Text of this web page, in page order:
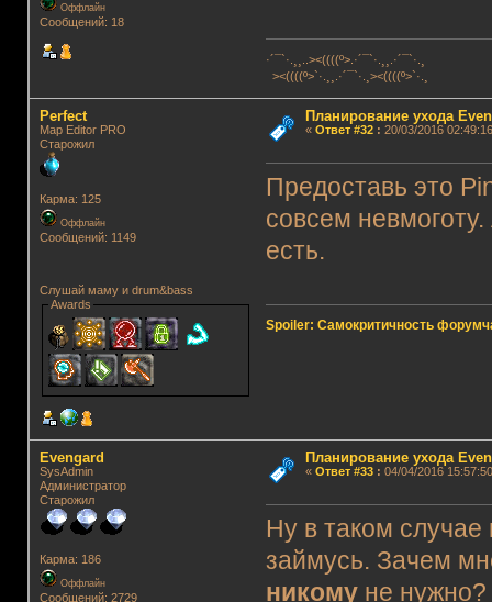
Оффлайн
Сообщений: 18
·´¯`·.¸¸..><((((º>.·´¯`·.¸¸.·´¯`·.¸
><((((º>`·.¸¸.·´¯`·.¸><((((º>`·.¸
Perfect
Map Editor PRO
Старожил
Карма: 125
Оффлайн
Сообщений: 1149
Слушай маму и drum&bass
Awards
Планирование ухода
« Ответ #32: 20/03/2016
Предоставь это
совсем
есть.
Spoiler: Самокритичность
Evengard
SysAdmin
Администратор
Старожил
Карма: 186
Оффлайн
Сообщений: 2729
Планирование ухода
« Ответ #33: 04/04/2016
Ну в таком
займусь. Зачем
никому не нужно?